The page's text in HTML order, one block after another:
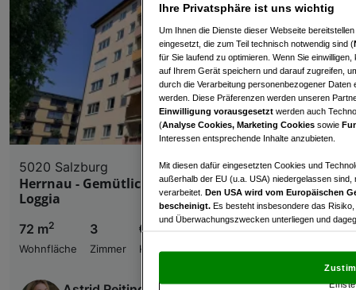
5020 Salzburg
Herrnau - Gemütliche 3 Zimmer Wohnung mit
Loggia
72 m2
Wohnfläche
3
Zimmer
€ 395.000,00
Kaufpreis
Ihre Privatsphäre ist uns wichtig
Um Ihnen die Dienste dieser Webseite
eingesetzt, die zum Teil technisch notwendig sind (
für Sie laufend zu optimieren. Wenn Sie
auf Ihrem Gerät speichern und darauf zugreifen,
durch die Verarbeitung personenbezogener
werden. Diese Präferenzen werden unseren
Einwilligung vorausgesetzt werden auch
(Analyse Cookies, Marketing Cookies sowie
Interessen entsprechende Inhalte anzubieten.
Mit diesen dafür eingesetzten Cookies und
außerhalb der EU (u.a. USA) niedergelassen
verarbeitet. Den USA wird vom Europäischen
bescheinigt. Es besteht insbesondere das
und Überwachungszwecken unterliegen und
und Widerspruch gegen die Verarbeitung auf der
„Cookie Einstellungen“, die sich auf jeder Seite